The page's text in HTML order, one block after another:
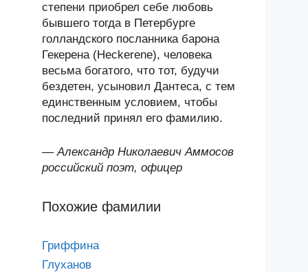
степени приобрел себе любовь
бывшего тогда в Петербурге
голландского посланника барона
Гекерена (Heckerene), человека
весьма богатого, что тот, будучи
бездетен, усыновил Дантеса, с тем
единственным условием, чтобы
последний принял его фамилию.
— Александр Николаевич Аммосов
российский поэт, офицер
Похожие фамилии
Гриффина
Глуханов